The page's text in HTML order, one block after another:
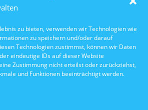
zu bieten, verwenden wir Technologien wie
zu speichern und/oder darauf
Technologien zustimmst, können wir Daten
eindeutige IDs auf dieser Website
Zustimmung nicht erteilst oder zurückziehst,
und Funktionen beeinträchtigt werden.
Schifffahrt